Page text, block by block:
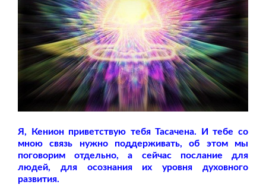
Я, Кенион приветствую тебя Тасачена. И тебе со
мною связь нужно поддерживать, об этом мы
поговорим отдельно, а сейчас послание для
людей, для осознания их уровня духовного
развития.